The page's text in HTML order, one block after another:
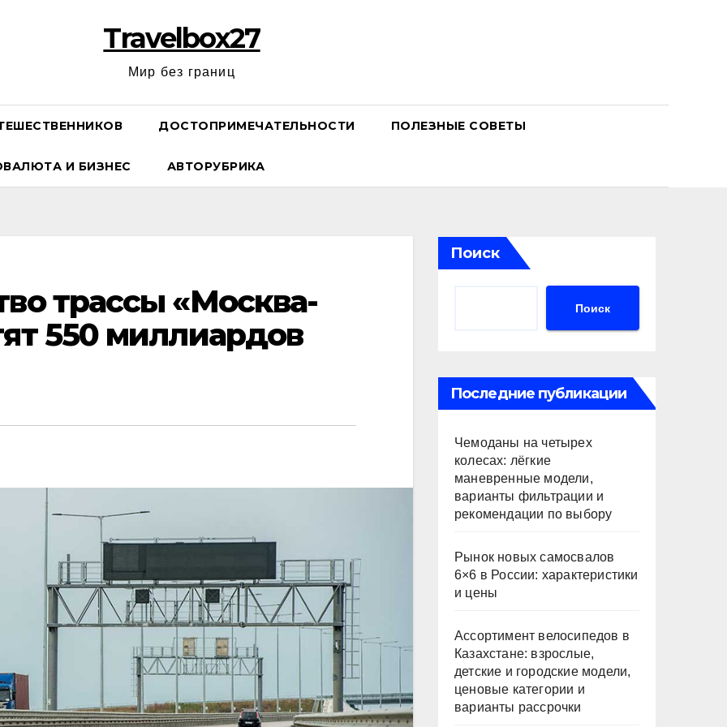
Travelbox27
Мир без границ
ДОСТОПРИМЕЧАТЕЛЬНОСТИ ПОЛЕЗНЫЕ СОВЕТЫ
И БИЗНЕС АВТОРУБРИКА
трассы «Москва-
550 миллиардов
Поиск
Поиск
Последние публикации
Чемоданы на четырех
колесах: лёгкие
маневренные модели,
варианты фильтрации и
рекомендации по выбору
Рынок новых самосвалов
6×6 в России: характеристики
и цены
Ассортимент велосипедов в
Казахстане: взрослые,
детские и городские модели,
ценовые категории и
варианты рассрочки